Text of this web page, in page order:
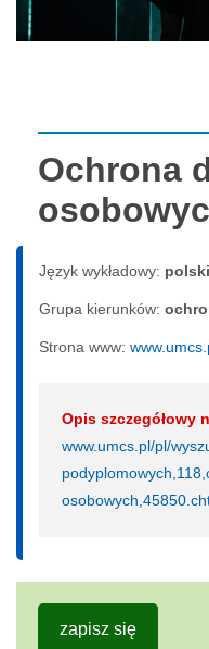
Ochrona
Język wykładowy: polski
Grupa kierunków:
Strona www:
Opis szczegółowy
www.umcs.pl/pl/
zapisz się